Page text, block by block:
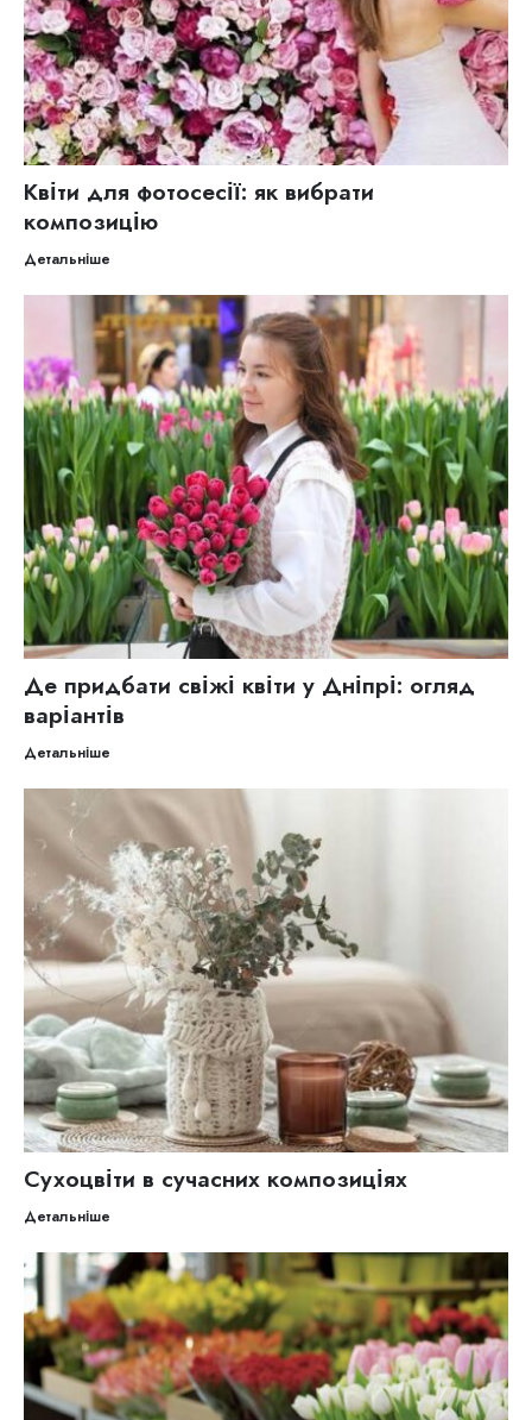
Квіти для фотосесії: як вибрати
композицію
Детальніше
Де придбати свіжі квіти у Дніпрі: огляд
варіантів
Детальніше
Сухоцвіти в сучасних композиціях
Детальніше